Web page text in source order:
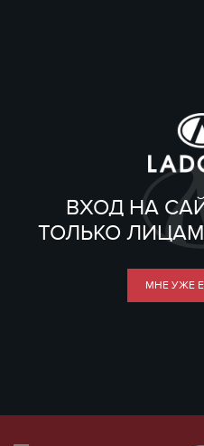
ВХОД НА
ТОЛЬКО ЛИЦАМ
МНЕ УЖЕ